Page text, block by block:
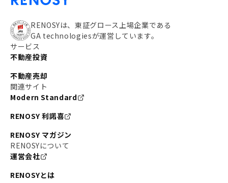
RENOSYは、東証グロース上場企業である
GA technologiesが運営しています。
サービス
不動産投資
不動産売却
関連サイト
Modern Standard
RENOSY 利諾喜
RENOSY マガジン
RENOSYについて
運営会社
RENOSYとは